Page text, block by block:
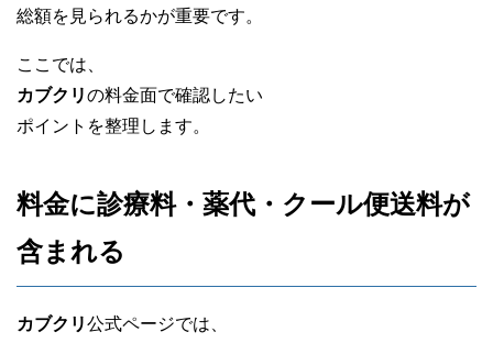
総額を見られるかが重要です。
ここでは、
カブクリの料金面で確認したい
ポイントを整理します。
料金に診療料・薬代・クール便送料が
含まれる
カブクリ公式ページでは、